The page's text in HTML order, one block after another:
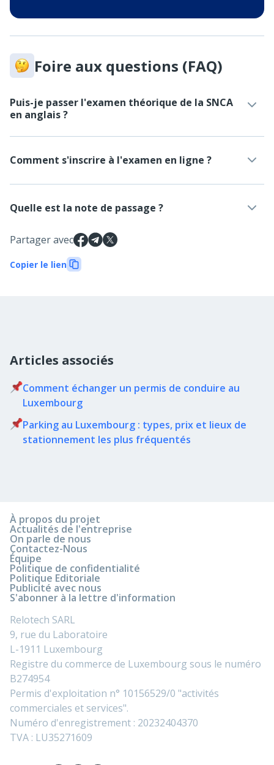
Foire aux questions (FAQ)
Puis-je passer l'examen théorique de la SNCA
en anglais ?
Comment s'inscrire à l'examen en ligne ?
Quelle est la note de passage ?
Partager avec
Copier le lien
Articles associés
Comment échanger un permis de conduire au
Luxembourg
Parking au Luxembourg : types, prix et lieux de
stationnement les plus fréquentés
À propos du projet
Actualités de l'entreprise
On parle de nous
Contactez-Nous
Équipe
Politique de confidentialité
Politique Editoriale
Publicité avec nous
S'abonner à la lettre d'information
Relotech SARL
9, rue du Laboratoire
L-1911 Luxembourg
Registre du commerce de Luxembourg sous le numéro
B274954
Permis d'exploitation n° 10156529/0 "activités
commerciales et services".
Numéro d'enregistrement : 20232404370
TVA : LU35271609